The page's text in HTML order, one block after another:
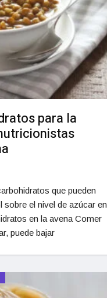
para la
que pueden
sobre el nivel de azúcar en
en la avena Comer
puede bajar